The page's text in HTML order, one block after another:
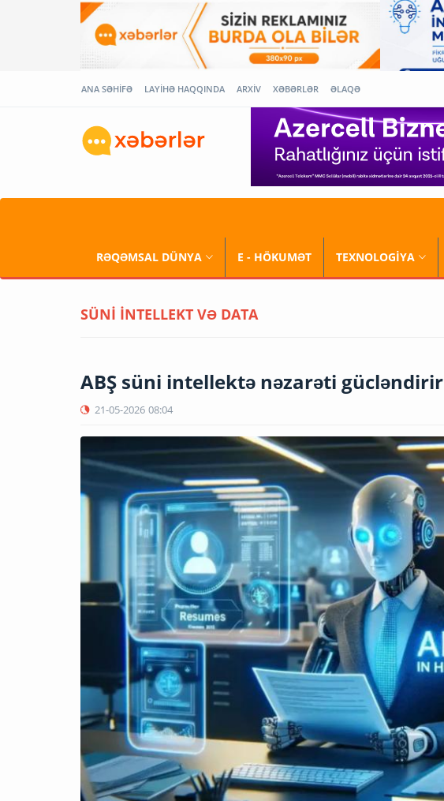
ANA SƏHİFƏ LAYİHƏ HAQQINDA ARXİV XƏBƏRLƏR ƏLAQƏ
RƏQƏMSAL DÜNYA E - HÖKUMƏT TEXNOLOGİYA
SÜNİ İNTELLEKT VƏ DATA
ABŞ süni intellektə nəzarəti gücləndirir
21-05-2026 08:04